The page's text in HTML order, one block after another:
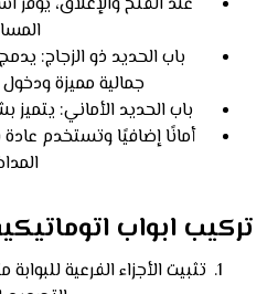
باب الحديد ذو الزجاج:
جمالية مميزة
باب الحديد الأماني:
أمانًا إضافيًا وتستخدم
تركيب ابواب
تثبيت الأجزاء الفرعية